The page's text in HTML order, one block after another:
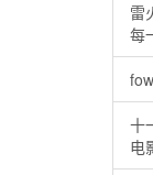
雷
每
十
电